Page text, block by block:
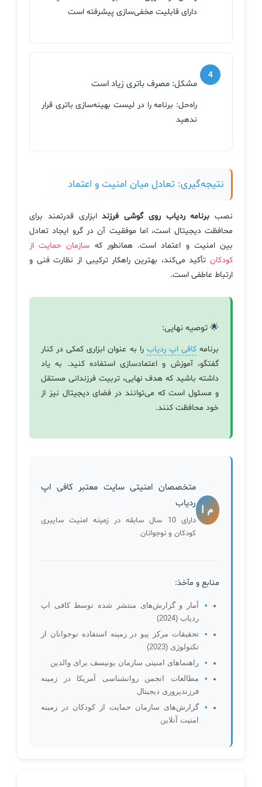
دارای قابلیت مخفی‌سازی پیشرفته است
مشکل: مصرف باتری زیاد است
راه‌حل: برنامه را در لیست بهینه‌سازی باتری قرار
ندهید
نتیجه‌گیری: تعادل میان امنیت و اعتماد
نصب برنامه ردیاب روی گوشی فرزندابزاری قدرتمند برای
محافظت دیجیتال است، اما موفقیت آن در گرو ایجاد تعادل
بین امنیت و اعتماد است. همانطور که سازمان حمایت از
کودکان تأکید می‌کند، بهترین راهکار ترکیبی از نظارت فنی و
ارتباط عاطفی است.
🌟 توصیه نهایی:
برنامهکافی اپ ردیاب را به عنوان ابزاری کمکی در کنار
گفتگو، آموزش و اعتمادسازی استفاده کنید. به یاد
داشته باشید که هدف نهایی، تربیت فرزندانی مستقل
و مسئول است که می‌توانند در فضای دیجیتال نیز از
خود محافظت کنند.
م ا
متخصصان امنیتی سایت معتبر کافی اپ
ردیاب
دارای 10 سال سابقه در زمینه امنیت سایبری
کودکان و نوجوانان
منابع و مآخذ:
آمار و گزارش‌های منتشر شده توسط کافی اپ
ردیاب (2024)
تحقیقات مرکز پیو در زمینه استفاده نوجوانان از
تکنولوژی (2023)
راهنماهای امنیتی سازمان یونیسف برای والدین
مطالعات انجمن روانشناسی آمریکا در زمینه
فرزندپروری دیجیتال
گزارش‌های سازمان حمایت از کودکان در زمینه
امنیت آنلاین